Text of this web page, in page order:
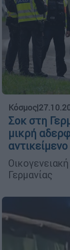
Κόσμος|
Σοκ στη
μικρή
αντικείμενο
Γερμανίας